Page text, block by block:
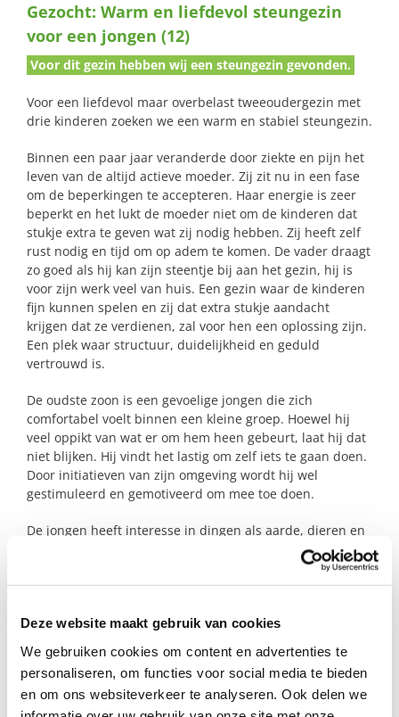
Deze website maakt gebruik van cookies
We gebruiken cookies om content en advertenties te
personaliseren, om functies voor social media te bieden
en om ons websiteverkeer te analyseren. Ook delen we
naar:
Gezocht: Warm en liefdevol steungezin
voor een jongen (12)
Voor dit gezin hebben wij een steungezin gevonden.
Voor een liefdevol maar overbelast tweeoudergezin met
drie kinderen zoeken we een warm en stabiel steungezin.
Binnen een paar jaar veranderde door ziekte en pijn het
leven van de altijd actieve moeder. Zij zit nu in een fase
om de beperkingen te accepteren. Haar energie is zeer
beperkt en het lukt de moeder niet om de kinderen dat
stukje extra te geven wat zij nodig hebben. Zij heeft zelf
rust nodig en tijd om op adem te komen. De vader draagt
zo goed als hij kan zijn steentje bij aan het gezin, hij is
voor zijn werk veel van huis. Een gezin waar de kinderen
fijn kunnen spelen en zij dat extra stukje aandacht
krijgen dat ze verdienen, zal voor hen een oplossing zijn.
Een plek waar structuur, duidelijkheid en geduld
vertrouwd is.
De oudste zoon is een gevoelige jongen die zich
comfortabel voelt binnen een kleine groep. Hoewel hij
veel oppikt van wat er om hem heen gebeurt, laat hij dat
niet blijken. Hij vindt het lastig om zelf iets te gaan doen.
Door initiatieven van zijn omgeving wordt hij wel
gestimuleerd en gemotiveerd om mee toe doen.
De jongen heeft interesse in dingen als aarde, dieren en
geschiedenis en voetballen. Hij trapt ook zelf graag een
balletje. Naast een gamespelletje vindt hij een bezoek
aan een museum ook interessant. Afwisseling in
heel belangrijk.
Profiel steungezin